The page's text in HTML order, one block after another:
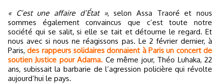
« C’est une affaire d’État », selon Assa Traoré et nous
sommes également convaincus que c’est toute notre
société qui se salit, si elle se tait et détourne le regard. Et
nous avec si nous ne réagissons pas. Le 2 février dernier, à
Paris,des rappeurs solidaires donnaient à Paris un concert de
soutien Justice pour Adama. Ce même jour, Théo Luhaka, 22
ans, subissait la barbarie de l’agression policière qui révolte
aujourd’hui le pays.